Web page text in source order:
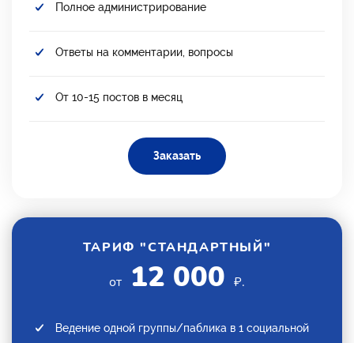
Полное администрирование
Ответы на комментарии, вопросы
От 10-15 постов в месяц
Заказать
ТАРИФ "СТАНДАРТНЫЙ"
от 12 000 ₽.
Ведение одной группы/паблика в 1 социальной